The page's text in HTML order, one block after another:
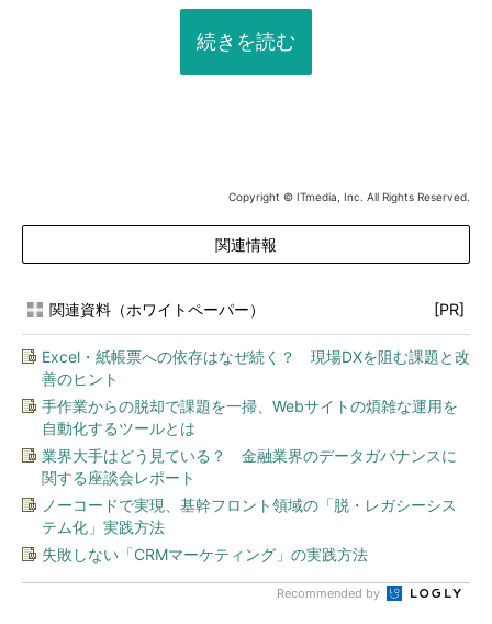
続きを読む
Copyright © ITmedia, Inc. All Rights Reserved.
関連情報
関連資料（ホワイトペーパー） [PR]
Excel・紙帳票への依存はなぜ続く？ 現場DXを阻む課題と改
善のヒント
手作業からの脱却で課題を一掃、Webサイトの煩雑な運用を
自動化するツールとは
業界大手はどう見ている？ 金融業界のデータガバナンスに
関する座談会レポート
ノーコードで実現、基幹フロント領域の「脱・レガシーシス
テム化」実践方法
失敗しない「CRMマーケティング」の実践方法
Recommended by